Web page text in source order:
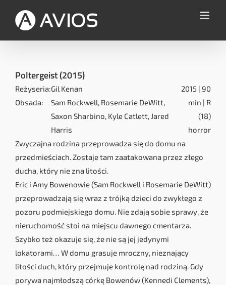
zawartości
Poltergeist (2015)
Reżyseria:Gil Kenan 2015 | 90
min | R
(18)
horror
Obsada:
Sam Rockwell, Rosemarie DeWitt,
Saxon Sharbino, Kyle Catlett, Jared
Harris
Zwyczajna rodzina przeprowadza się do domu na
przedmieściach. Zostaje tam zaatakowana przez złego
ducha, który nie zna litości.
Eric i Amy Bowenowie (Sam Rockwell i Rosemarie DeWitt)
przeprowadzają się wraz z trójką dzieci do zwykłego z
pozoru podmiejskiego domu. Nie zdają sobie sprawy, że
nieruchomość stoi na miejscu dawnego cmentarza.
Szybko też okazuje się, że nie są jej jedynymi
lokatorami… W domu grasuje mroczny, nieznający
litości duch, który przejmuje kontrolę nad rodziną. Gdy
porywa najmłodszą córkę Bowenów (Kennedi Clements),